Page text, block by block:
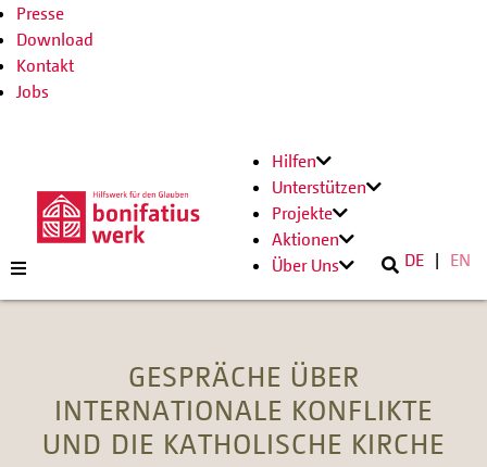
Presse
Download
Kontakt
Jobs
Hilfen
Unterstützen
Projekte
Aktionen
Über Uns
DE EN
GESPRÄCHE ÜBER
INTERNATIONALE KONFLIKTE
UND DIE KATHOLISCHE KIRCHE